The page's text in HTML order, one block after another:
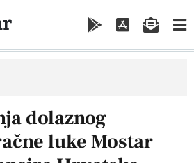
dolaznog
luke Mostar